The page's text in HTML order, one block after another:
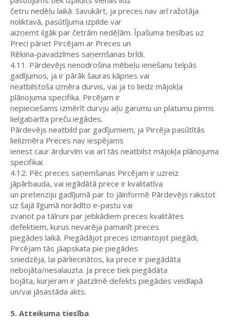
četru nedēļu laikā. Savukārt, ja preces nav arī ražotāja
noliktavā, pasūtījuma izpilde var
aizņemt ilgāk par četrām nedēļām. Īpašuma tiesības uz
Preci pāriet Pircējam ar Preces un
Rēķina-pavadzīmes saņemšanas brīdi.
4.11. Pārdevējs nenodrošina mēbeļu ienešanu telpās
gadījumos, ja ir pārāk šauras kāpnes vai
neatbilstoša izmēra durvis, vai ja to liedz mājokļa
plānojuma specifika. Pircējam ir
nepieciešams izmērīt durvju aiļu garumu un platumu pirms
lielgabarīta preču iegādes.
Pārdevējs neatbild par gadījumiem, ja Pircēja pasūtītās
lielizmēra Preces nav iespējams
ienest caur ārdurvīm vai arī tās neatbilst mājokļa plānojuma
specifikai.
4.12. Pēc preces saņemšanas Pircējam ir uzreiz
jāpārbauda, vai iegādātā prece ir kvalitatīva
un pretenziju gadījumā par to jāinformē Pārdevējs rakstot
uz šajā līgumā norādīto e-pastu vai
zvanot pa tālruni par jebkādiem preces kvalitātes
defektiem, kurus nevarēja pamanīt preces
piegādes laikā. Piegādājot preces izmantojot piegādi,
Pircējam tās jāapskata pie piegādes
sniedzēja, lai pārliecinātos, ka prece ir piegādāta
nebojāta/nesalauzta. Ja prece tiek piegādāta
bojāta, kurjeram ir jāatzīmē defekts piegādes veidlapā
un/vai jāsastāda akts.
5. Atteikuma tiesība